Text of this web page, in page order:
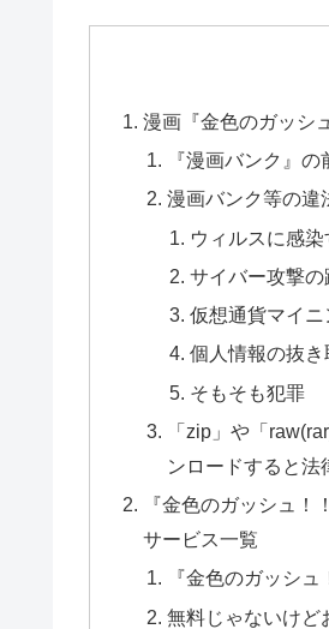
漫画『金色のガッシ
『漫画バンク』
漫画バンク等の違
ウィルスに感
サイバー攻撃
仮想通貨マイ
個人情報の抜
そもそも犯罪
「zip」や「
ンロードすると法
『金色のガッシュ
サービス一覧
『金色のガッシ
無料じゃないけど